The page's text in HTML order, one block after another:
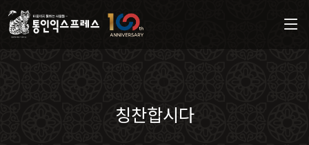
칭찬합시다